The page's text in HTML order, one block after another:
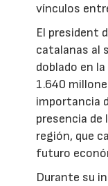
vínculos
El president
catalanas al
doblado en
1.640
importancia
presencia de
región, que
futuro
Durante su